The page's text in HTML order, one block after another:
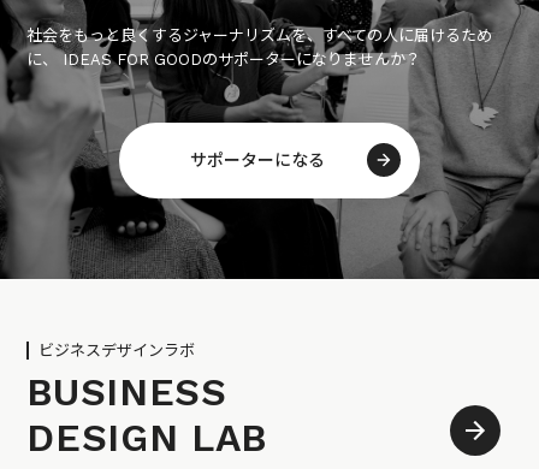
社会をもっと良くするジャーナリズムを、すべての人に届けるため
に、 IDEAS FOR GOODのサポーターになりませんか？
サポーターになる
ビジネスデザインラボ
BUSINESS
DESIGN LAB